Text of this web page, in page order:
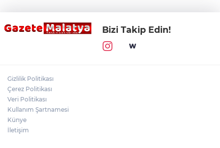
Bizi Takip Edin!
Gizlilik Politikası
Çerez Politikası
Veri Politikası
Kullanım Şartnamesi
Künye
İletişim